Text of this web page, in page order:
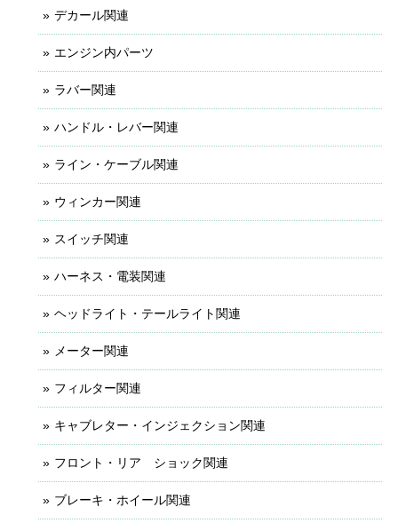
デカール関連
エンジン内パーツ
ラバー関連
ハンドル・レバー関連
ライン・ケーブル関連
ウィンカー関連
スイッチ関連
ハーネス・電装関連
ヘッドライト・テールライト関連
メーター関連
フィルター関連
キャブレター・インジェクション関連
フロント・リア ショック関連
ブレーキ・ホイール関連